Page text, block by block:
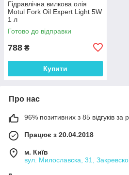
Гідравлічна вилкова олія
Motul Fork Oil Expert Light 5W
1 л
(115016=114073=112950=105
929)
Готово до відправки
788 ₴
Купити
Про нас
96% позитивних з 85 відгуків за
Працює з 20.04.2018
м. Київ
вул. Милославска, 31,